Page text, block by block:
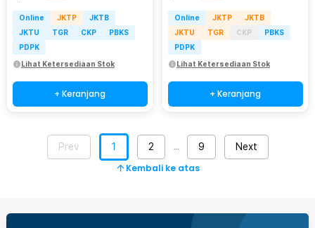
Online JKTP
JKTB
JKTU
TGR CKP
PBKS
PDPK
Lihat Ketersediaan Stok
+ Keranjang
Online JKTP
JKTB
JKTU
TGR CKP
PBKS
PDPK
Lihat Ketersediaan Stok
+ Keranjang
Prev 1 2 9 Next
Kembali ke atas